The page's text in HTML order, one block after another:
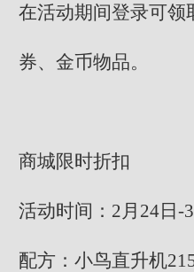
在活动期间登录可领
券、金币物品。
商城限时折扣
活动时间：2月24日-
配方：小鸟直升机